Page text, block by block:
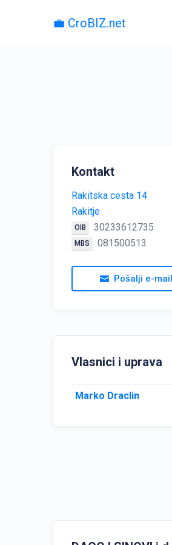
💼 CroBIZ.net
Kontakt
Rakitska cesta 14
Rakitje
OIB 30233612735
MBS 081500513
Pošalji e-mail
Vlasnici i uprava
Marko Draclin